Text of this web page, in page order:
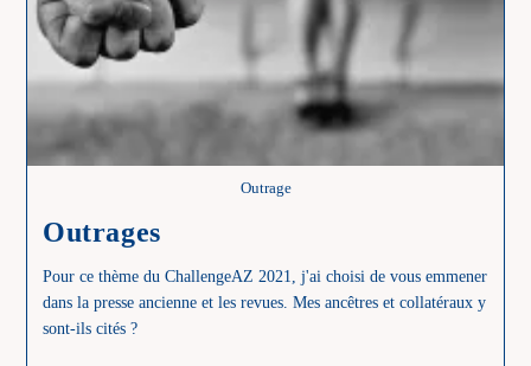
Outrage
Outrages
Pour ce thème du ChallengeAZ 2021, j'ai choisi de vous emmener
dans la presse ancienne et les revues. Mes ancêtres et collatéraux y
sont-ils cités ?